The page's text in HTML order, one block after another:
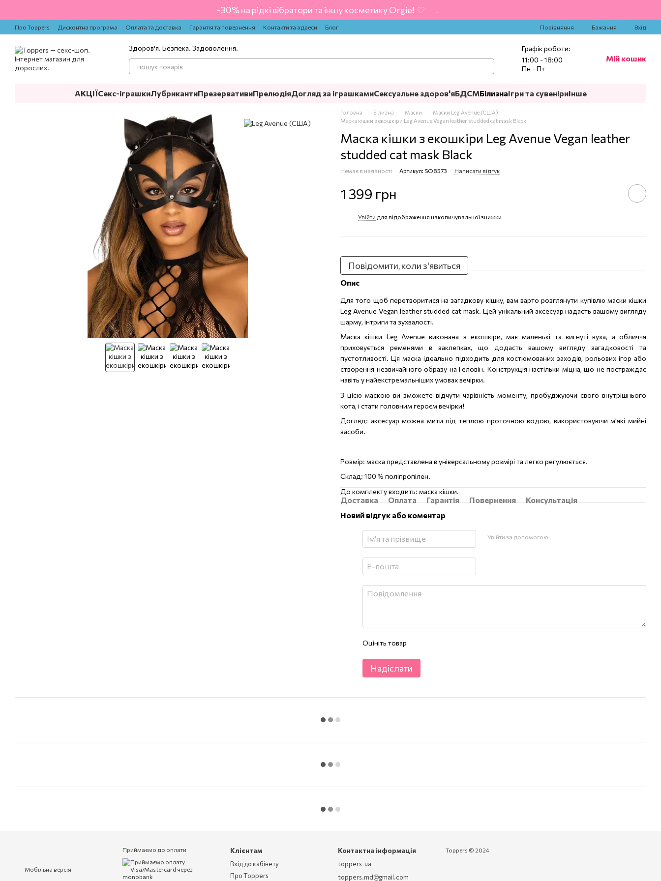
-30% на рідкі вібратори та іншу косметику Orgie! ‍ ♡ ‍ → ‍
Про Toppers Дисконтна програма Оплата та доставка Гарантія та повернення Контакти та адреси Блог Порівняння Бажання Вхід
Здоров'я. Безпека. Задоволення.
Графік роботи:
11:00 - 18:00
Пн - Пт
Мій кошик
АКЦІЇСекс-іграшкиЛубрикантиПрезервативиПрелюдіяДогляд за іграшкамиСексуальне здоров'яБДСМБілизнаІгри та сувеніриІнше
Головна Білизна Маски
Маски Leg Avenue (США)
Маска кішки з екошкіри Leg Avenue Vegan leather studded cat mask Black
Маска кішки з екошкіри Leg Avenue Vegan leather
studded cat mask Black
Немає в наявності Артикул: SO8573 Написати відгук
1 399 грн
Увійти для відображення накопичувальної знижки
Повідомити, коли з'явиться
Опис
Для того щоб перетворитися на загадкову кішку, вам варто розглянути купівлю маски кішки
Leg Avenue Vegan leather studded cat mask. Цей унікальний аксесуар надасть вашому вигляду
шарму, інтриги та зухвалості.
Маска кішки Leg Avenue виконана з екошкіри, має маленькі та вигнуті вуха, а обличчя
приховується ременями в заклепках, що додасть вашому вигляду загадковості та
пустотливості. Ця маска ідеально підходить для костюмованих заходів, рольових ігор або
створення незвичайного образу на Геловін. Конструкція настільки міцна, що не постраждає
навіть у найекстремальніших умовах вечірки.
З цією маскою ви зможете відчути чарівність моменту, пробуджуючи свого внутрішнього
кота, і стати головним героєм вечірки!
Догляд: аксесуар можна мити під теплою проточною водою, використовуючи м’які мийні
засоби.
Розмір: маска представлена ​​в універсальному розмірі та легко регулюється.
Склад: 100 % поліпропілен.
До комплекту входить: маска кішки.
Доставка Оплата Гарантія Повернення
Консультація
Новий відгук або коментар
Увійти за допомогою
Оцініть товар
Надіслати
Мобільна версія
Приймаємо до оплати Клієнтам
Вхід до кабінету
Про Toppers
Контактна інформація
toppers_ua
toppers.md@gmail.com
Toppers © 2024